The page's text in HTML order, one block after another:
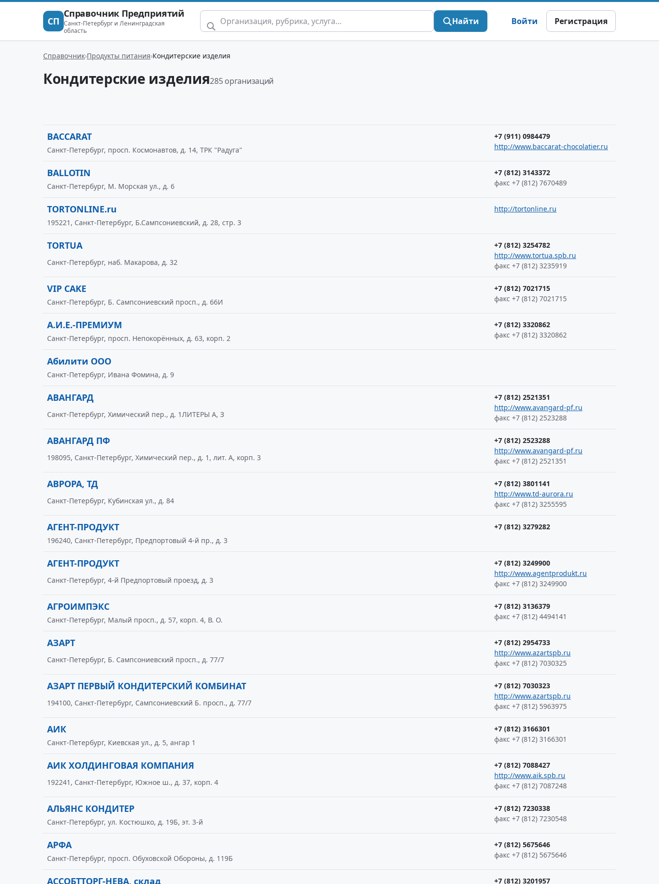
СП
Справочник Предприятий
Санкт-Петербург и Ленинградская
область
Найти Войти Регистрация
Справочник Продукты питания Кондитерские изделия
Кондитерские изделия285 организаций
BACCARAT
+7 (911) 0984479
http://www.baccarat-chocolatier.ru
Санкт-Петербург, просп. Космонавтов, д. 14, ТРК "Радуга"
BALLOTIN
+7 (812) 3143372
факс +7 (812) 7670489
Санкт-Петербург, М. Морская ул., д. 6
TORTONLINE.ru
http://tortonline.ru
195221, Санкт-Петербург, Б.Сампсониевский, д. 28, стр. 3
TORTUA
+7 (812) 3254782
http://www.tortua.spb.ru
факс +7 (812) 3235919
Санкт-Петербург, наб. Макарова, д. 32
VIP CAKE
+7 (812) 7021715
факс +7 (812) 7021715
Санкт-Петербург, Б. Сампсониевский просп., д. 66И
А.И.Е.-ПРЕМИУМ
+7 (812) 3320862
факс +7 (812) 3320862
Санкт-Петербург, просп. Непокорённых, д. 63, корп. 2
Абилити ООО
Санкт-Петербург, Ивана Фомина, д. 9
АВАНГАРД
+7 (812) 2521351
http://www.avangard-pf.ru
факс +7 (812) 2523288
Санкт-Петербург, Химический пер., д. 1ЛИТЕРЫ А, З
АВАНГАРД ПФ
+7 (812) 2523288
http://www.avangard-pf.ru
факс +7 (812) 2521351
198095, Санкт-Петербург, Химический пер., д. 1, лит. А, корп. 3
АВРОРА, ТД
+7 (812) 3801141
http://www.td-aurora.ru
факс +7 (812) 3255595
Санкт-Петербург, Кубинская ул., д. 84
АГЕНТ-ПРОДУКТ
+7 (812) 3279282
196240, Санкт-Петербург, Предпортовый 4-й пр., д. 3
АГЕНТ-ПРОДУКТ
+7 (812) 3249900
http://www.agentprodukt.ru
факс +7 (812) 3249900
Санкт-Петербург, 4-й Предпортовый проезд, д. 3
АГРОИМПЭКС
+7 (812) 3136379
факс +7 (812) 4494141
Санкт-Петербург, Малый просп., д. 57, корп. 4, В. О.
АЗАРТ
+7 (812) 2954733
http://www.azartspb.ru
факс +7 (812) 7030325
Санкт-Петербург, Б. Сампсониевский просп., д. 77/7
АЗАРТ ПЕРВЫЙ КОНДИТЕРСКИЙ КОМБИНАТ
+7 (812) 7030323
http://www.azartspb.ru
факс +7 (812) 5963975
194100, Санкт-Петербург, Сампсониевский Б. просп., д. 77/7
АИК
+7 (812) 3166301
факс +7 (812) 3166301
Санкт-Петербург, Киевская ул., д. 5, ангар 1
АИК ХОЛДИНГОВАЯ КОМПАНИЯ
+7 (812) 7088427
http://www.aik.spb.ru
факс +7 (812) 7087248
192241, Санкт-Петербург, Южное ш., д. 37, корп. 4
АЛЬЯНС КОНДИТЕР
+7 (812) 7230338
факс +7 (812) 7230548
Санкт-Петербург, ул. Костюшко, д. 19Б, эт. 3-й
АРФА
+7 (812) 5675646
факс +7 (812) 5675646
Санкт-Петербург, просп. Обуховской Обороны, д. 119Б
АССОБТТОРГ-НЕВА, склад
+7 (812) 3201957